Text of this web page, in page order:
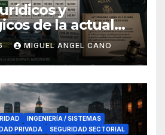
y
de la actual
el narcotráfico
España
MIGUEL ANGEL CANO
INGENIERÍA / SISTEMAS
PRIVADA
SEGURIDAD SECTORIAL